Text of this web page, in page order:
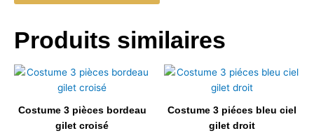
Produits similaires
Costume 3 pièces bordeau
gilet croisé
Costume 3 piéces bleu ciel
gilet droit